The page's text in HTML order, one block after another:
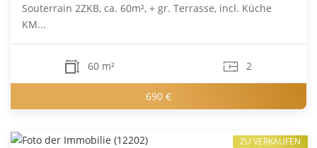
Souterrain 2ZKB, ca. 60m², + gr. Terrasse, incl. Küche
KM...
60 m² 2
690 €
ZU VERKAUFEN